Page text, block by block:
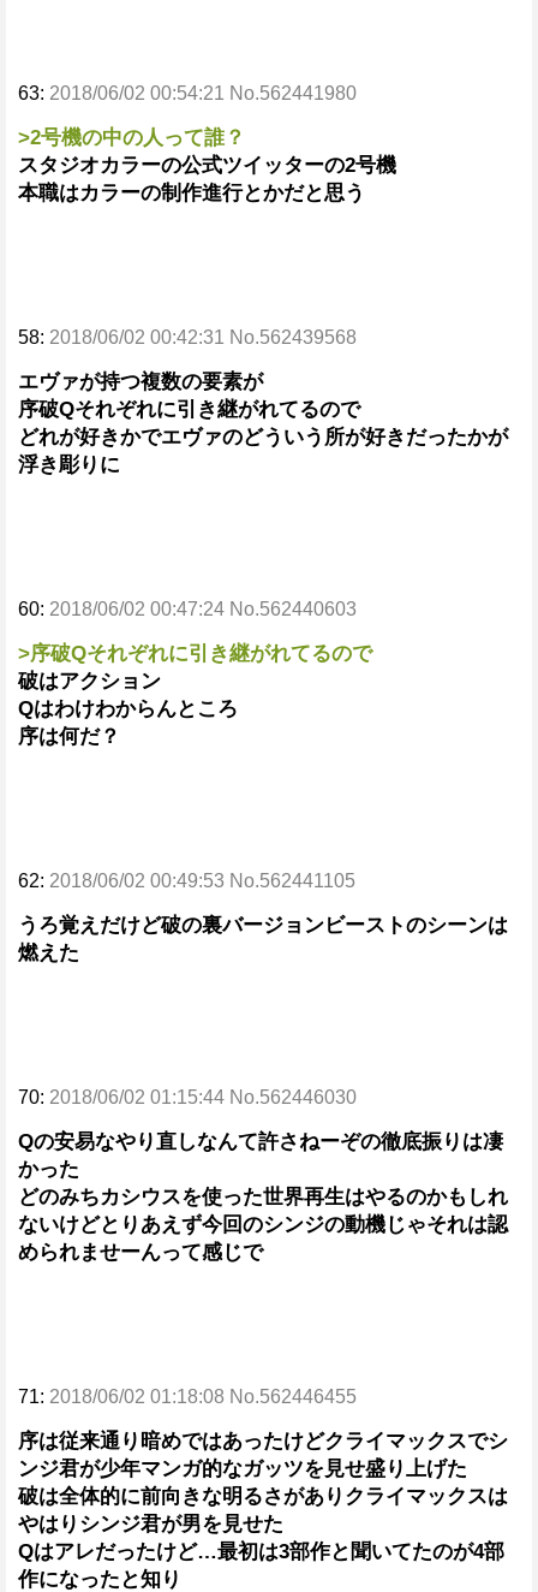
63: 2018/06/02 00:54:21 No.562441980
>2号機の中の人って誰？
スタジオカラーの公式ツイッターの2号機
本職はカラーの制作進行とかだと思う
58: 2018/06/02 00:42:31 No.562439568
エヴァが持つ複数の要素が
序破Qそれぞれに引き継がれてるので
どれが好きかでエヴァのどういう所が好きだったかが
浮き彫りに
60: 2018/06/02 00:47:24 No.562440603
>序破Qそれぞれに引き継がれてるので
破はアクション
Qはわけわからんところ
序は何だ？
62: 2018/06/02 00:49:53 No.562441105
うろ覚えだけど破の裏バージョンビーストのシーンは
燃えた
70: 2018/06/02 01:15:44 No.562446030
Qの安易なやり直しなんて許さねーぞの徹底振りは凄
かった
どのみちカシウスを使った世界再生はやるのかもしれ
ないけどとりあえず今回のシンジの動機じゃそれは認
められませーんって感じで
71: 2018/06/02 01:18:08 No.562446455
序は従来通り暗めではあったけどクライマックスでシ
ンジ君が少年マンガ的なガッツを見せ盛り上げた
破は全体的に前向きな明るさがありクライマックスは
やはりシンジ君が男を見せた
Qはアレだったけど…最初は3部作と聞いてたのが4部
作になったと知り